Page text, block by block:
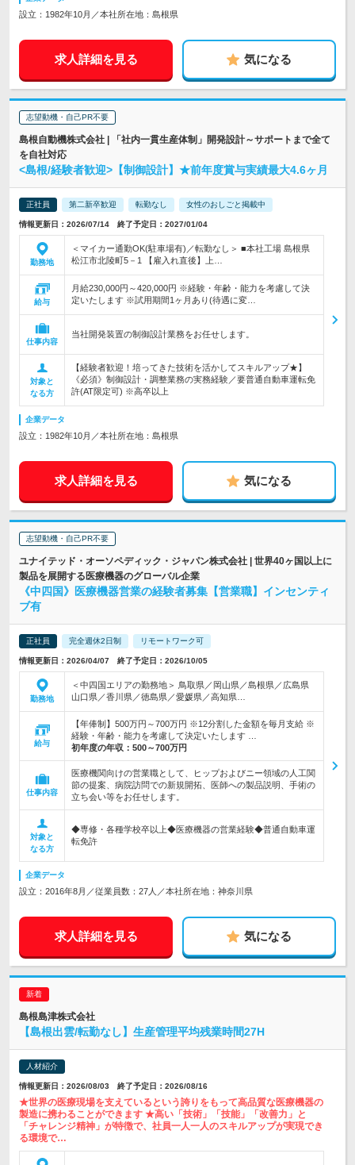
設立：1982年10月／本社所在地：島根県
求人詳細を見る 気になる
志望動機・自己PR不要
島根自動機株式会社 | 「社内一貫生産体制」開発設計～サポートまで全て
を自社対応
<島根/経験者歓迎>【制御設計】★前年度賞与実績最大4.6ヶ月
正社員 第二新卒歓迎 転勤なし 女性のおしごと掲載中
情報更新日：2026/07/14 終了予定日：2027/01/04
勤務地
＜マイカー通勤OK(駐車場有)／転勤なし＞ ■本社工場 島根県
松江市北陵町5－1 【雇入れ直後】上…
給与
月給230,000円～420,000円 ※経験・年齢・能力を考慮して決
定いたします ※試用期間1ヶ月あり(待遇に変…
仕事内容
当社開発装置の制御設計業務をお任せします。
対象と
なる方
【経験者歓迎！培ってきた技術を活かしてスキルアップ★】
《必須》制御設計・調整業務の実務経験／要普通自動車運転免
許(AT限定可) ※高卒以上
企業データ
設立：1982年10月／本社所在地：島根県
求人詳細を見る 気になる
志望動機・自己PR不要
ユナイテッド・オーソペディック・ジャパン株式会社 | 世界40ヶ国以上に
製品を展開する医療機器のグローバル企業
《中四国》医療機器営業の経験者募集【営業職】インセンティ
ブ有
正社員 完全週休2日制 リモートワーク可
情報更新日：2026/04/07 終了予定日：2026/10/05
勤務地
＜中四国エリアの勤務地＞ 鳥取県／岡山県／島根県／広島県
山口県／香川県／徳島県／愛媛県／高知県…
給与
【年俸制】500万円～700万円 ※12分割した金額を毎月支給 ※
経験・年齢・能力を考慮して決定いたします …
初年度の年収： 500～700万円
仕事内容
医療機関向けの営業職として、ヒップおよびニー領域の人工関
節の提案、病院訪問での新規開拓、医師への製品説明、手術の
立ち会い等をお任せします。
対象と
なる方
◆専修・各種学校卒以上◆医療機器の営業経験◆普通自動車運
転免許
企業データ
設立：2016年8月／従業員数：27人／本社所在地：神奈川県
求人詳細を見る 気になる
島根島津株式会社
【島根出雲/転勤なし】生産管理平均残業時間27H
人材紹介
情報更新日：2026/08/03 終了予定日：2026/08/16
★世界の医療現場を支えているという誇りをもって高品質な医療機器の
製造に携わることができます ★高い「技術」「技能」「改善力」と
「チャレンジ精神」が特徴で、社員一人一人のスキルアップが実現でき
る環境で…